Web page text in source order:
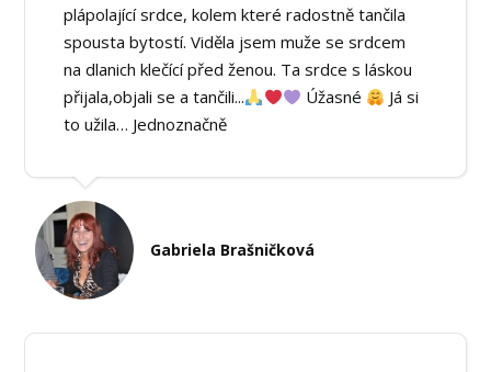
plápolající srdce, kolem které radostně tančila
spousta bytostí. Viděla jsem muže se srdcem
na dlanich klečící před ženou. Ta srdce s láskou
přijala,objali se a tančili...
Úžasné
Já si
to užila… Jednoznačně
Gabriela Brašničková